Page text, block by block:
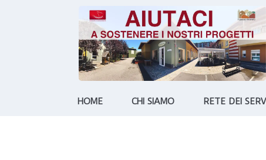
HOME CHI SIAMO RETE DEI